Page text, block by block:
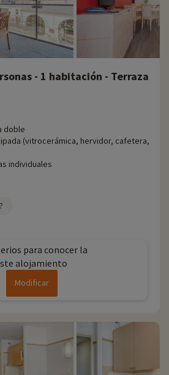
- 1 habitación - Terraza
doble
(vitrocerámica, hervidor, cafetera,
individuales
para conocer la
alojamiento
Modificar